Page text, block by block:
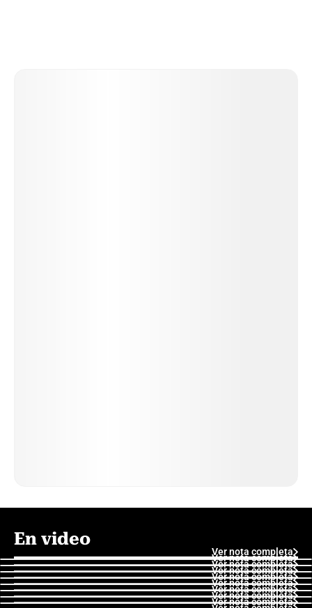
En video
Ver nota completa
Ver nota completa
Ver nota completa
Ver nota completa
Ver nota completa
Ver nota completa
Ver nota completa
Ver nota completa
Ver nota completa